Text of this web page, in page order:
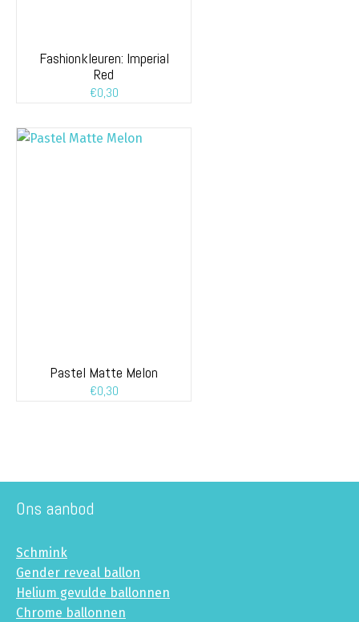
Fashionkleuren: Imperial
Red
€0,30
Pastel Matte Melon
€0,30
Ons aanbod
Schmink
Gender reveal ballon
Helium gevulde ballonnen
Chrome ballonnen